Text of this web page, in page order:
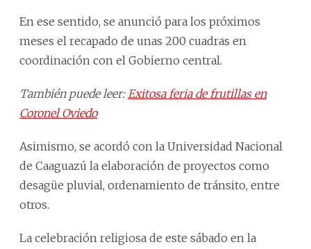
En ese sentido, se anunció para los próximos
meses el recapado de unas 200 cuadras en
coordinación con el Gobierno central.
También puede leer: Exitosa feria de frutillas en
Coronel Oviedo
Asimismo, se acordó con la Universidad Nacional
de Caaguazú la elaboración de proyectos como
desagüe pluvial, ordenamiento de tránsito, entre
otros.
La celebración religiosa de este sábado en la